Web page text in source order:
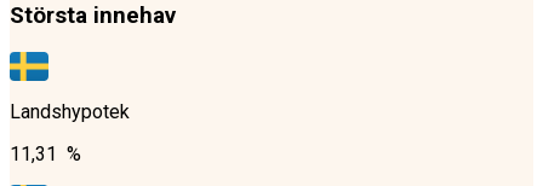
Största innehav
Landshypotek
11,31 %